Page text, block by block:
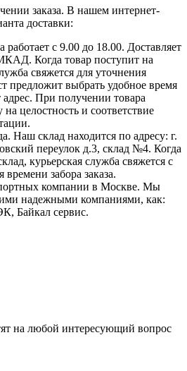
заказа. В нашем интернет-
доставки:
работает с 9.00 до 18.00. Доставляет
Когда товар поступит на
свяжется для уточнения
предложит выбрать удобное время
адрес. При получении товара
целостность и соответствие
Наш склад находится по адресу: г.
переулок д.3, склад №4. Когда
курьерская служба свяжется с
забора заказа.
компании в Москве. Мы
надежными компаниями, как:
Байкал сервис.
на любой интересующий вопрос